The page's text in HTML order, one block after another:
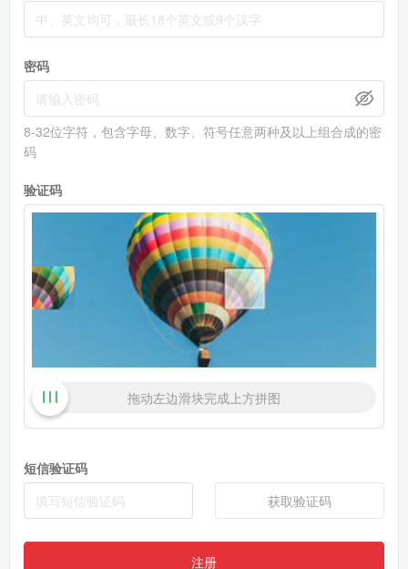
密码
8-32位字符，包含字母、数字、符号任意两种及以上组合成的密
码
验证码
拖动左边滑块完成上方拼图
短信验证码
获取验证码
注册